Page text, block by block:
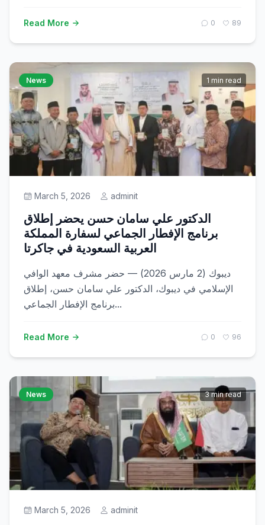
Read More 0 89
News 1 min read
March 5, 2026 adminit
الدكتور علي سامان حسن يحضر إطلاق
برنامج الإفطار الجماعي لسفارة المملكة
العربية السعودية في جاكرتا
ديبوك (2 مارس 2026) — حضر مشرف معهد الوافي
الإسلامي في ديبوك، الدكتور علي سامان حسن، إطلاق
برنامج الإفطار الجماعي...
Read More 0 96
News 3 min read
March 5, 2026 adminit